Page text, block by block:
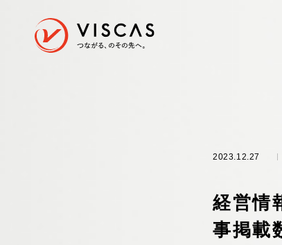
2023.12.27
経営情
事掲載